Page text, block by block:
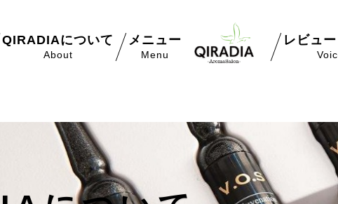
QIRADIAについて
About
メニュー
Menu
レビュ